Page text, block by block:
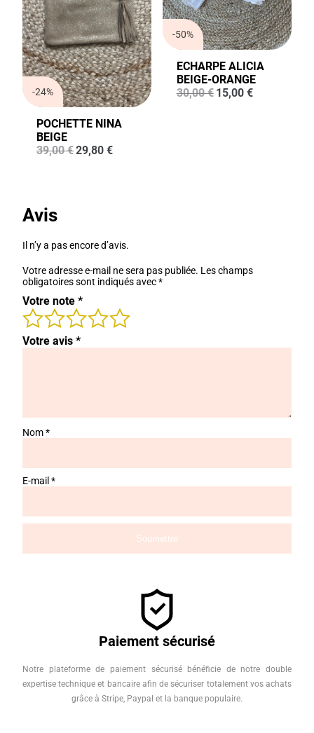
-24%
POCHETTE NINA
BEIGE
39,00€Le
29,80 €Le
-50%
ECHARPE ALICIA
BEIGE-ORANGE
30,00€ Le
15,00 €Le
Avis
Il n’y a pas encore d’avis.
Votre adresse e-mail ne sera pas publiée. Les champs
obligatoires sont indiqués avec*
Votre note *
Votre avis *
Nom*
E-mail *
Paiement sécurisé
Notre plateforme de paiement sécurisé bénéficie de notre double
expertise technique et bancaire afin de sécuriser totalement vos achats
grâce à Stripe, Paypal et la banque populaire.